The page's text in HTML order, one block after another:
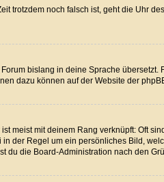
trotzdem noch falsch ist, geht die Uhr
bislang in deine Sprache
dazu können auf der Website der
meist mit deinem Rang verknüpft: Oft
der Regel um ein persönliches Bild,
du die Board-Administration nach den